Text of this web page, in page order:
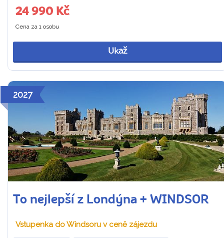
24 990 Kč
Cena za 1 osobu
Ukaž
2027
To nejlepší z Londýna + WINDSOR
Vstupenka do Windsoru v ceně zájezdu